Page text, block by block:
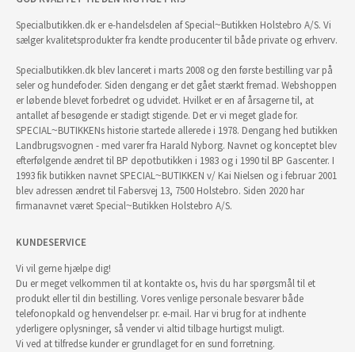
Specialbutikken.dk er e-handelsdelen af Special~Butikken Holstebro A/S. Vi
sælger kvalitetsprodukter fra kendte producenter til både private og erhverv.
Specialbutikken.dk blev lanceret i marts 2008 og den første bestilling var på
seler og hundefoder. Siden dengang er det gået stærkt fremad. Webshoppen
er løbende blevet forbedret og udvidet. Hvilket er en af årsagerne til, at
antallet af besøgende er stadigt stigende. Det er vi meget glade for.
SPECIAL~BUTIKKENs historie startede allerede i 1978. Dengang hed butikken
Landbrugsvognen - med varer fra Harald Nyborg. Navnet og konceptet blev
efterfølgende ændret til BP depotbutikken i 1983 og i 1990 til BP Gascenter. I
1993 fik butikken navnet SPECIAL~BUTIKKEN v/ Kai Nielsen og i februar 2001
blev adressen ændret til Fabersvej 13, 7500 Holstebro. Siden 2020 har
firmanavnet været Special~Butikken Holstebro A/S.
KUNDESERVICE
Vi vil gerne hjælpe dig!
Du er meget velkommen til at kontakte os, hvis du har spørgsmål til et
produkt eller til din bestilling. Vores venlige personale besvarer både
telefonopkald og henvendelser pr. e-mail. Har vi brug for at indhente
yderligere oplysninger, så vender vi altid tilbage hurtigst muligt.
Vi ved at tilfredse kunder er grundlaget for en sund forretning.